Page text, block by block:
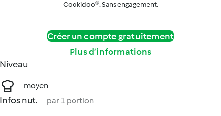
Cookidoo®. Sans engagement.
Créer un compte gratuitement
Plus d’informations
Niveau
moyen
Infos nut. par 1 portion